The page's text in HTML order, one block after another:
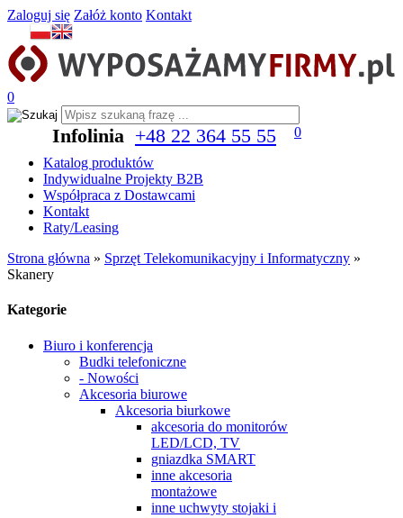
Zaloguj się Załóż konto Kontakt
0
Infolinia +48 22 364 55 55
0
Katalog produktów
Indywidualne Projekty B2B
Współpraca z Dostawcami
Kontakt
Raty/Leasing
Strona główna » Sprzęt Telekomunikacyjny i Informatyczny »
Skanery
Kategorie
Biuro i konferencja
Budki telefoniczne
- Nowości
Akcesoria biurowe
Akcesoria biurkowe
akcesoria do monitorów
LED/LCD, TV
gniazdka SMART
inne akcesoria
montażowe
inne uchwyty stojaki i